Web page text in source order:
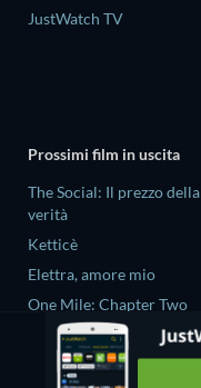
JustWatch TV
Prossimi film in uscita
The Social: Il prezzo della
verità
Ketticè
Elettra, amore mio
One Mile: Chapter Two
One Mile: Chapter One